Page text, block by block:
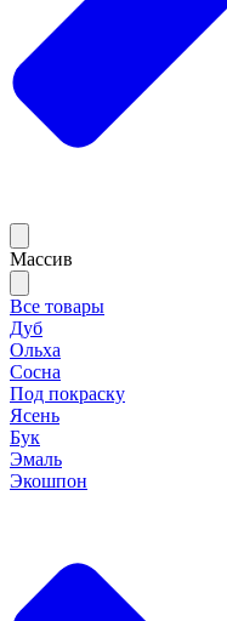
Массив
Все товары
Дуб
Ольха
Сосна
Под покраску
Ясень
Бук
Эмаль
Экошпон